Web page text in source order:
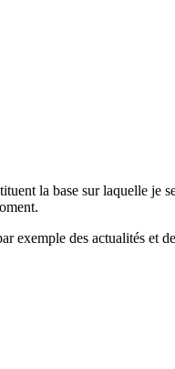
la base sur laquelle je
des actualités et